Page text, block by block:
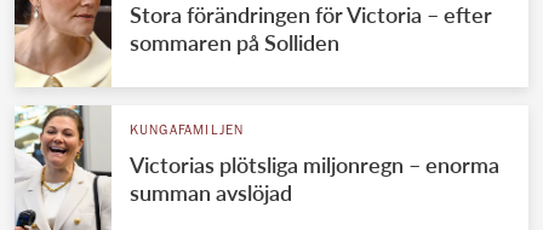
Stora förändringen för Victoria – efter
sommaren på Solliden
KUNGAFAMILJEN
Victorias plötsliga miljonregn – enorma
summan avslöjad